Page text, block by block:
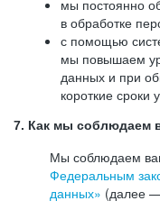
мы постоянно
в обработке
с помощью
мы повышаем
данных и при
короткие сроки
7. Как мы соблюдаем
Мы соблюдаем
Федеральным
данных» (далее